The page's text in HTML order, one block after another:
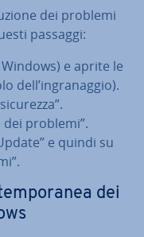
dei problemi
passaggi:
e aprite le
dell’in­gra­nag­gio).
dei problemi”.
e quindi su
dei